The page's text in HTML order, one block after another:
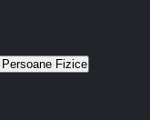
Persoane Fizice